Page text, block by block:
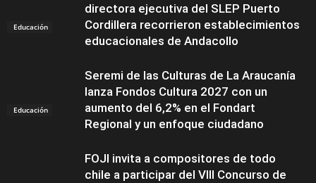
Educación
directora ejecutiva del SLEP Puerto
Cordillera recorrieron establecimientos
educacionales de Andacollo
Educación
Seremi de las Culturas de La Araucanía
lanza Fondos Cultura 2027 con un
aumento del 6,2% en el Fondart
Regional y un enfoque ciudadano
FOJI invita a compositores de todo
chile a participar del VIII Concurso de